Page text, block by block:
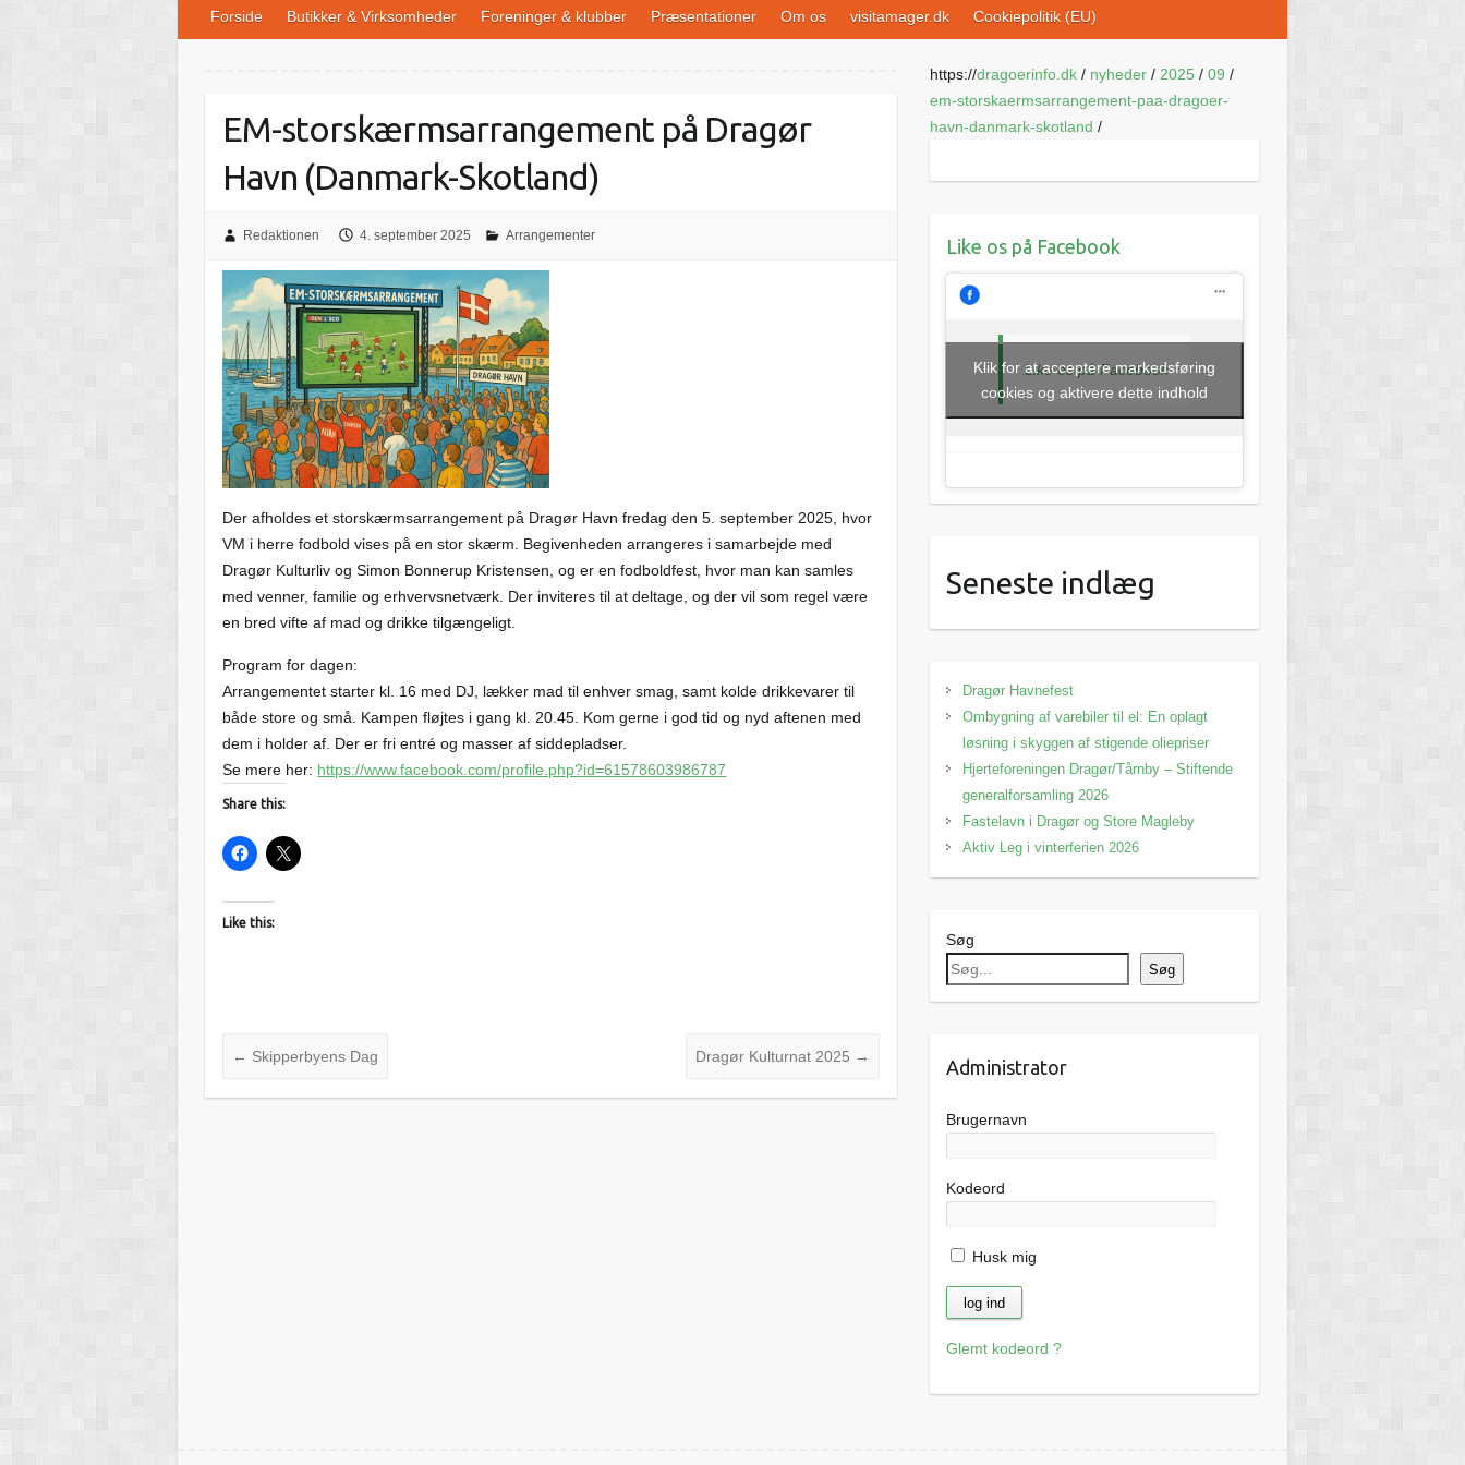
Forside Butikker & Virksomheder Foreninger & klubber Præsentationer Om os visitamager.dk Cookiepolitik (EU)
EM-storskærmsarrangement på Dragør
Havn (Danmark-Skotland)
Redaktionen 4. september 2025 Arrangementer
Der afholdes et storskærmsarrangement på Dragør Havn fredag den 5. september 2025, hvor
VM i herre fodbold vises på en stor skærm. Begivenheden arrangeres i samarbejde med
Dragør Kulturliv og Simon Bonnerup Kristensen, og er en fodboldfest, hvor man kan samles
med venner, familie og erhvervsnetværk. Der inviteres til at deltage, og der vil som regel være
en bred vifte af mad og drikke tilgængeligt.
Program for dagen:
Arrangementet starter kl. 16 med DJ, lækker mad til enhver smag, samt kolde drikkevarer til
både store og små. Kampen fløjtes i gang kl. 20.45. Kom gerne i god tid og nyd aftenen med
dem i holder af. Der er fri entré og masser af siddepladser.
Se mere her: https://www.facebook.com/profile.php?id=61578603986787
Share this:
Like this:
← Skipperbyens Dag Dragør Kulturnat 2025 →
https://dragoerinfo.dk/ nyheder/ 2025 / 09 /
em-storskaermsarrangement-paa-dragoer-
havn-danmark-skotland /
Like os på Facebook
Like os på Facebook
Klik for at acceptere markedsføring
cookies og aktivere dette indhold
Seneste indlæg
Dragør Havnefest
Ombygning af varebiler til el: En oplagt
løsning i skyggen af stigende oliepriser
Hjerteforeningen Dragør/Tårnby – Stiftende
generalforsamling 2026
Fastelavn i Dragør og Store Magleby
Aktiv Leg i vinterferien 2026
Søg
Søg
Administrator
Brugernavn
Kodeord
Husk mig
Glemt kodeord ?